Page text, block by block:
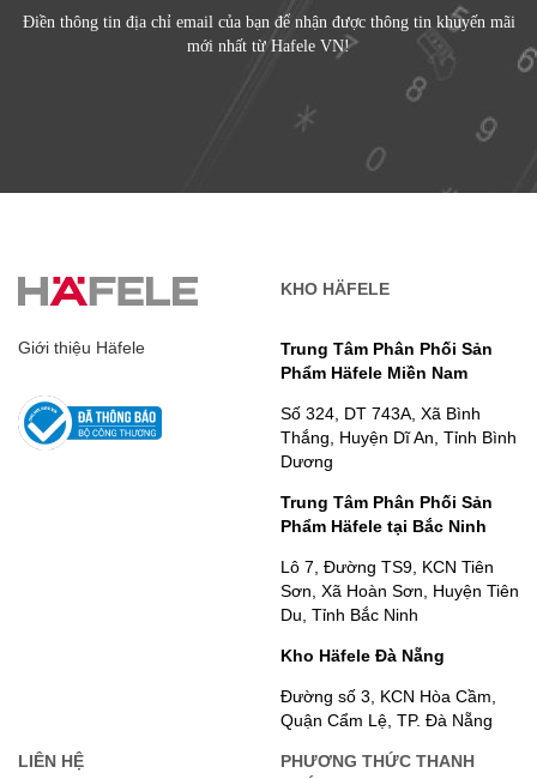
Điền thông tin địa chỉ email của bạn để nhận được thông tin khuyến mãi
mới nhất từ Hafele VN!
Giới thiệu Häfele
KHO HÄFELE
Trung Tâm Phân Phối Sản
Phẩm Häfele Miền Nam
Số 324, DT 743A, Xã Bình
Thắng, Huyện Dĩ An, Tỉnh Bình
Dương
Trung Tâm Phân Phối Sản
Phẩm Häfele tại Bắc Ninh
Lô 7, Đường TS9, KCN Tiên
Sơn, Xã Hoàn Sơn, Huyện Tiên
Du, Tỉnh Bắc Ninh
Kho Häfele Đà Nẵng
Đường số 3, KCN Hòa Cầm,
Quận Cẩm Lệ, TP. Đà Nẵng
LIÊN HỆ
PHƯƠNG THỨC THANH